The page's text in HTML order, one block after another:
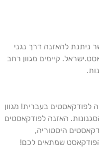
ניתנת להאזנה דרך נגני
קיימים מגוון רחב
בעברית! מגוון
האזנה לפודקאסטים
היסטוריה,
שמתאים לכם!